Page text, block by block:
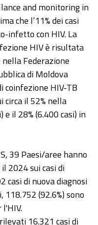
and monitoring in
che l’11% dei casi
infetto con HIV. La
HIV è risultata
nella Federazione
di Moldova
coinfezione HIV-TB
circa il 52% nella
e il 28% (6.400 casi) in
39 Paesi/aree hanno
2024 sui casi di
casi di nuova diagnosi
(92.6%) sono
16.321 casi di